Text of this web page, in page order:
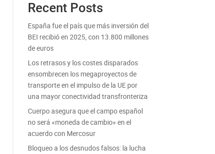
Recent Posts
España fue el país que más inversión del
BEI recibió en 2025, con 13.800 millones
de euros
Los retrasos y los costes disparados
ensombrecen los megaproyectos de
transporte en el impulso de la UE por
una mayor conectividad transfronteriza
Cuerpo asegura que el campo español
no será «moneda de cambio» en el
acuerdo con Mercosur
Bloqueo a los desnudos falsos: la lucha